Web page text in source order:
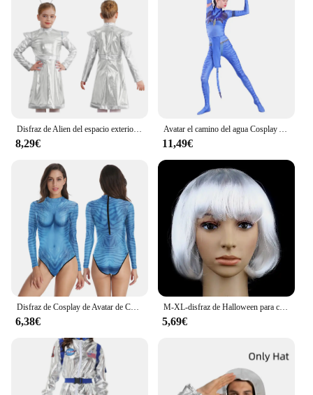
Disfraz de Alien del espacio exterior de Halloween para niñas, vestido brillante metálico de manga larga con aro para el pelo, fiesta temática, Carnaval
8,29€
Avatar el camino del agua Cosplay Anime disfraces de Halloween para niños adultos Avatar Zentai body monos disfraz mujer ropa
11,49€
Disfraz de Cosplay de Avatar de Color, conjunto de alienígena de Carnaval, Catsuit, ropa para adultos, mono con cola, traje de fiesta y Festival
6,38€
M-XL-disfraz de Halloween para chica hermosa, Cosplay espacial de Planeta, uniforme de estaño plateado para hombre, disfraz de escenario para actuación
5,69€